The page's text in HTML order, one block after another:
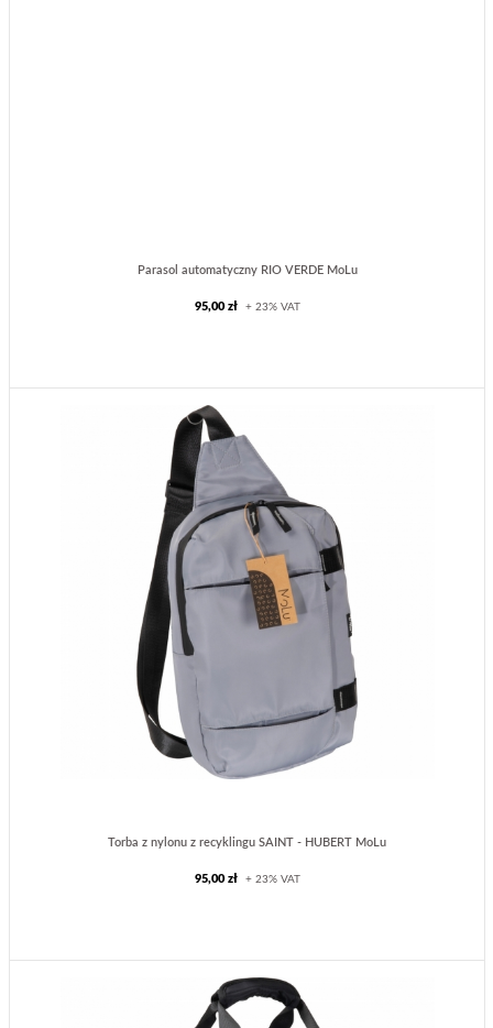
Parasol automatyczny RIO VERDE MoLu
95,00 zł + 23% VAT
Torba z nylonu z recyklingu SAINT - HUBERT MoLu
95,00 zł + 23% VAT